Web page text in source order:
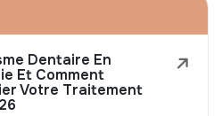
Dentaire En
Et Comment
Votre Traitement